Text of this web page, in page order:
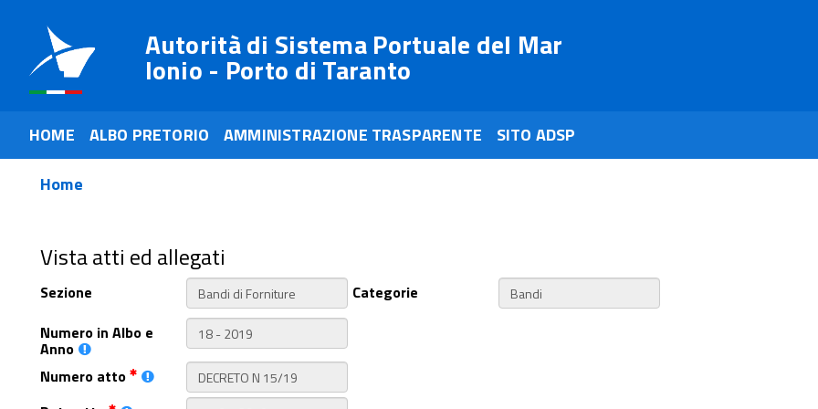
Autorità di Sistema Portuale del Mar
Ionio - Porto di Taranto
HOME ALBO PRETORIO AMMINISTRAZIONE TRASPARENTE
SITO ADSP
Home
Vista atti ed allegati
Sezione
Categorie
Numero in Albo e
Anno
Numero atto